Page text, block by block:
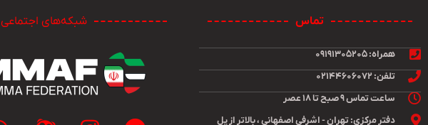
تماس
همراه: ۰۹۱۹۱۳۰۵۲۰۵
تلفن: ۰۲۱۴۴۶۰۶۰۷۲
ساعت تماس ۹ صبح تا ۱۸ عصر
دفتر مرکزی: تهران - اشرفی اصفهانی ، بالاتر از پل
شبکه‌های اجتماعی